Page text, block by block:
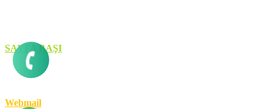
SAYFA BAŞI
Copyring © 2012-2025 Timuchin Spor
Webmail